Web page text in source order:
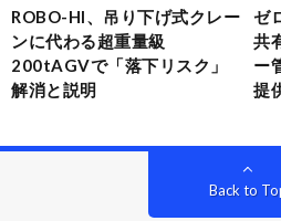
ROBO-HI、吊り下げ式クレー
ンに代わる超重量級
200tAGVで「落下リスク」
解消と説明
ゼ
共
ー
提
Back to